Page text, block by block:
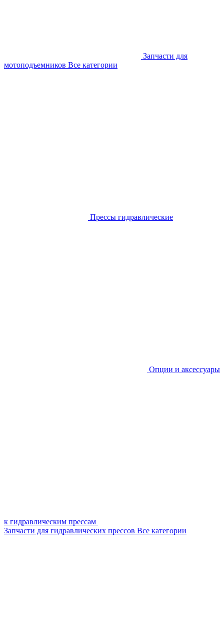
Запчасти для
мотоподъемников Все категории
Прессы гидравлические
Опции и аксессуары
к гидравлическим прессам
Запчасти для гидравлических прессов Все категории